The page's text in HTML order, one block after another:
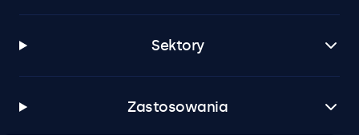
Sektory
Zastosowania